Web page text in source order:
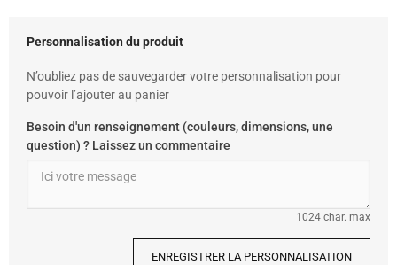
Personnalisation du produit
N’oubliez pas de sauvegarder votre personnalisation pour
pouvoir l’ajouter au panier
Besoin d'un renseignement (couleurs, dimensions, une
question) ? Laissez un commentaire
1024 char. max
ENREGISTRER LA PERSONNALISATION